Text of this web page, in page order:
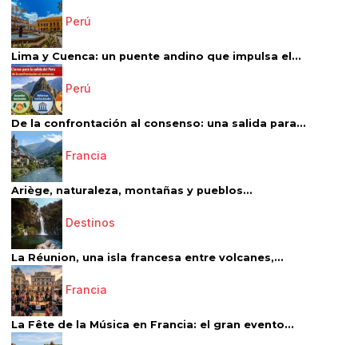
Perú
Lima y Cuenca: un puente andino que impulsa el...
Perú
De la confrontación al consenso: una salida para...
Francia
Ariège, naturaleza, montañas y pueblos...
Destinos
La Réunion, una isla francesa entre volcanes,...
Francia
La Fête de la Música en Francia: el gran evento...